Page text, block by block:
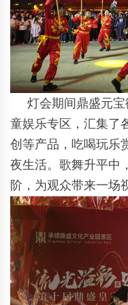
灯会期间鼎盛元宝
童娱乐专区，汇集了
创等产品，吃喝玩乐
夜生活。歌舞升平中
阶，为观众带来一场